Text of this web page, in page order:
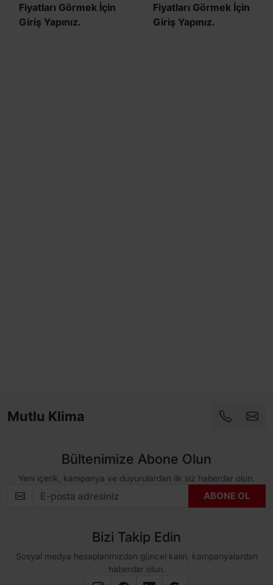
Fiyatları Görmek İçin
Giriş Yapınız.
Fiyatları Görmek İçin
Giriş Yapınız.
Mutlu Klima
Bültenimize Abone Olun
Yeni içerik, kampanya ve duyurulardan ilk siz haberdar olun.
ABONE OL
Bizi Takip Edin
Sosyal medya hesaplarımızdan güncel kalın, kampanyalardan
haberdar olun.